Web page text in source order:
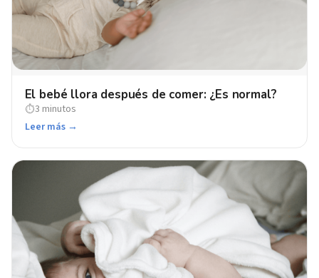
El bebé llora después de comer: ¿Es normal?
⏱3 minutos
Leer más →